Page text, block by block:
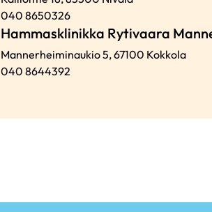
040 8650326
Hammasklinikka Rytivaara
Mannerheiminaukio 5,67100 Kokkola
040 8644392